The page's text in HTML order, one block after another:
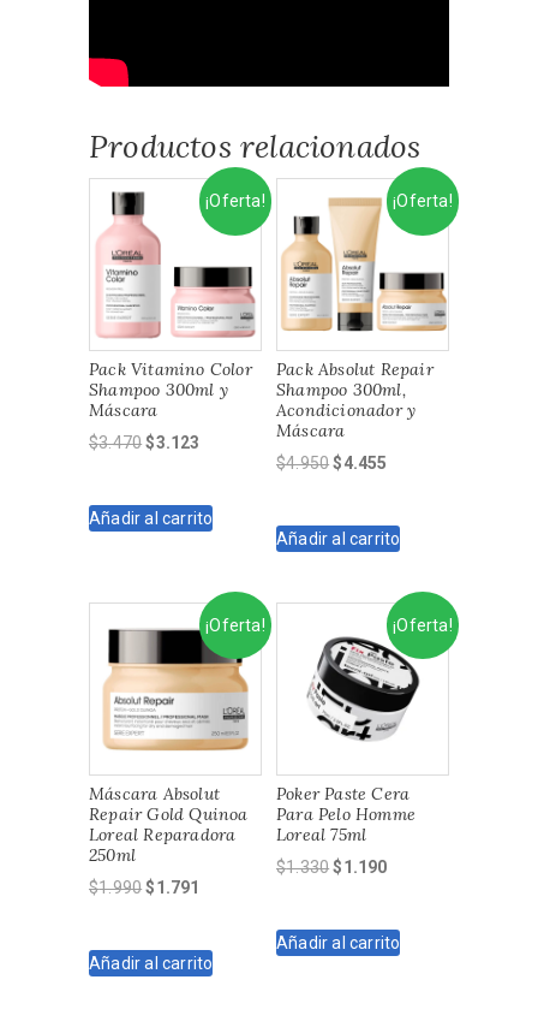
Productos relacionados
¡Oferta!
Pack Vitamino Color
Shampoo 300ml y
Máscara
$3.470El
era:
$3.123
es:
Añadir al carrito
¡Oferta!
Pack Absolut Repair
Shampoo 300ml,
Acondicionador y
Máscara
$4.950El
era:
$4.455
es:
Añadir al carrito
¡Oferta!
Máscara Absolut
Repair Gold Quinoa
Loreal Reparadora
250ml
$1.990El
era:
$1.791
es:
Añadir al carrito
¡Oferta!
Poker Paste Cera
Para Pelo Homme
Loreal 75ml
$1.330El
era:
$1.190El
es:
Añadir al carrito